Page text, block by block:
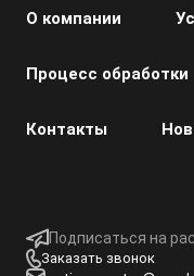
О компании
Процесс обработки
Контакты
Подписаться на
Заказать звонок